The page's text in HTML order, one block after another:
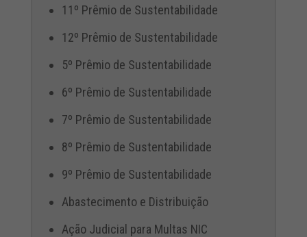
11º Prêmio de Sustentabilidade
12º Prêmio de Sustentabilidade
5º Prêmio de Sustentabilidade
6º Prêmio de Sustentabilidade
7º Prêmio de Sustentabilidade
8º Prêmio de Sustentabilidade
9º Prêmio de Sustentabilidade
Abastecimento e Distribuição
Ação Judicial para Multas NIC